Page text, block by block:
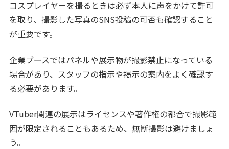
コスプレイヤーを撮るときは必ず本人に声をかけて許可
を取り、撮影した写真のSNS投稿の可否も確認すること
が重要です。
企業ブースではパネルや展示物が撮影禁止になっている
場合があり、スタッフの指示や掲示の案内をよく確認す
る必要があります。
VTuber関連の展示はライセンスや著作権の都合で撮影範
囲が限定されることもあるため、無断撮影は避けましょ
う。